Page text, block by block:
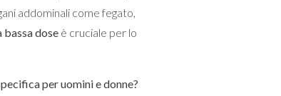
addominali come fegato,
bassa dose è cruciale per lo
per uomini e donne?